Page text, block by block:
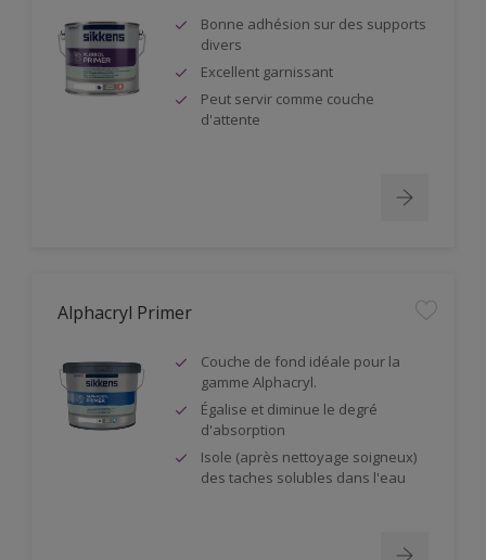
Bonne adhésion sur des supports
divers
Excellent garnissant
Peut servir comme couche
d'attente
Alphacryl Primer
Couche de fond idéale pour la
gamme Alphacryl.
Égalise et diminue le degré
d'absorption
Isole (après nettoyage soigneux)
des taches solubles dans l'eau